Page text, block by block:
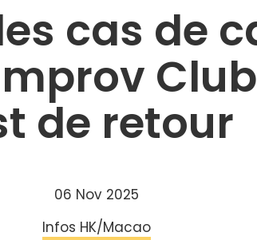
cas de
de retour
06 Nov 2025
Infos HK/Macao